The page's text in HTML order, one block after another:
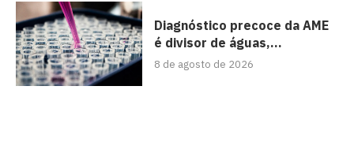
Diagnóstico precoce da AME
é divisor de águas,...
8 de agosto de 2026